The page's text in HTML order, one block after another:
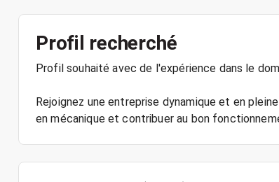
Profil recherché
Profil souhaité avec de l'expérience dans le
Rejoignez une entreprise dynamique et en